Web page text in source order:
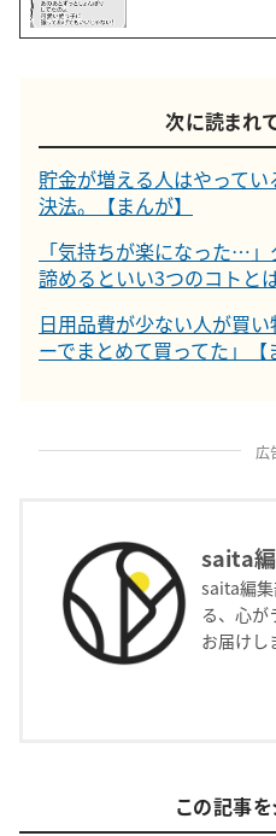
次に読まれ
貯金が増える人はやって
決法。【まんが】
「気持ちが楽になった…
諦めるといい3つのコトと
日用品費が少ない人が買
ーでまとめて買ってた」【
広
saita
saita編
る、心が
お届けし
この記事